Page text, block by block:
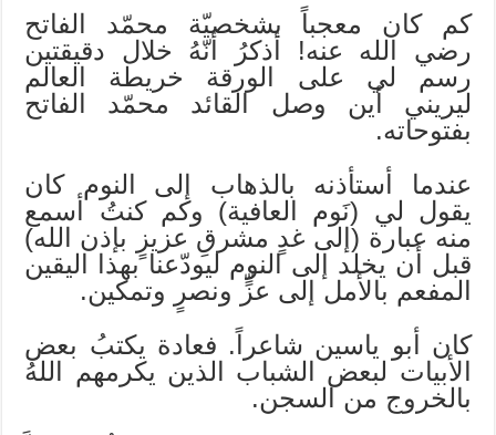
كم كان معجباً بشخصيّة محمّد الفاتح
رضي الله عنه! أذكرُ أنّهُ خلال دقيقتين
رسم لي على الورقة خريطة العالم
ليريني أين وصل القائد محمّد الفاتح
بفتوحاته.
عندما أستأذنه بالذهاب إلى النوم كان
يقول لي (نَوم العافية) وكم كنتُ أسمع
منه عبارة (إلى غدٍ مشرقِ عزيزٍ بإذن الله)
قبل أن يخلد إلى النوم ليودّعنا بهذا اليقين
المفعم بالأمل إلى عزٍّ ونصرٍ وتمكين.
كان أبو ياسين شاعراً. فعادة يكتبُ بعض
الأبيات لبعض الشباب الذين يكرمهم اللهُ
بالخروج من السجن.